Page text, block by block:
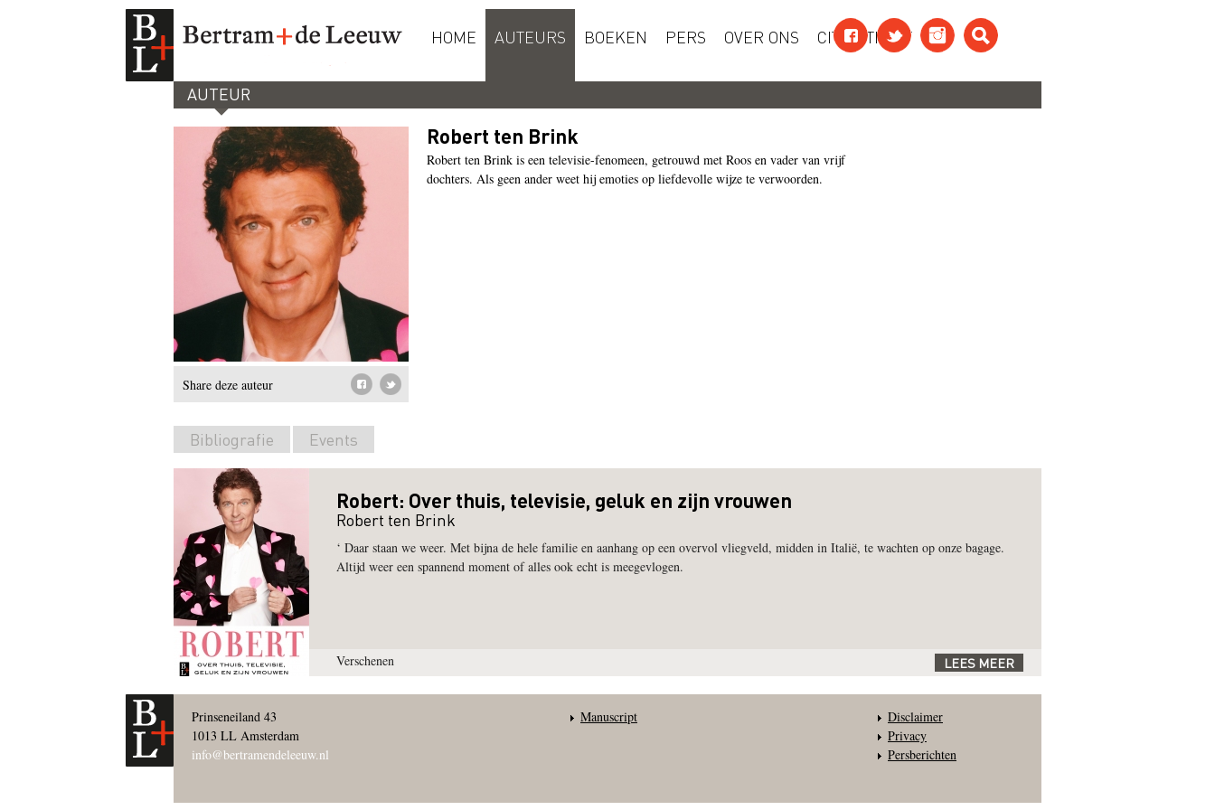
HOME AUTEURS BOEKEN PERS OVER ONS CITAATTEKST
AUTEUR
Share deze auteur
Robert ten Brink
Robert ten Brink is een televisie-fenomeen, getrouwd met Roos en vader van vrijf
dochters. Als geen ander weet hij emoties op liefdevolle wijze te verwoorden.
Bibliografie Events
Robert: Over thuis, televisie, geluk en zijn vrouwen
Robert ten Brink
‘ Daar staan we weer. Met bijna de hele familie en aanhang op een overvol vliegveld, midden in Italië, te wachten op onze bagage.
Altijd weer een spannend moment of alles ook echt is meegevlogen.
Verschenen LEES MEER
Prinseneiland 43
1013 LL Amsterdam
info@bertramendeleeuw.nl
Manuscript
Disclaimer
Privacy
Persberichten